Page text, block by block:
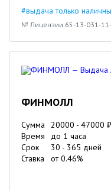
#выдача только
№ Лицензии 65-13-031-
ФИНМОЛЛ
Сумма 20000 - 47000 ₽
Время
до 1 часа
Срок
30 - 365 дней
Ставка
от0.46%